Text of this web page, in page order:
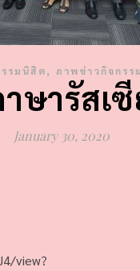
รมนิสิต, ภาพข่าวกิจกรรม
าษารัส
January 30, 2020
view?